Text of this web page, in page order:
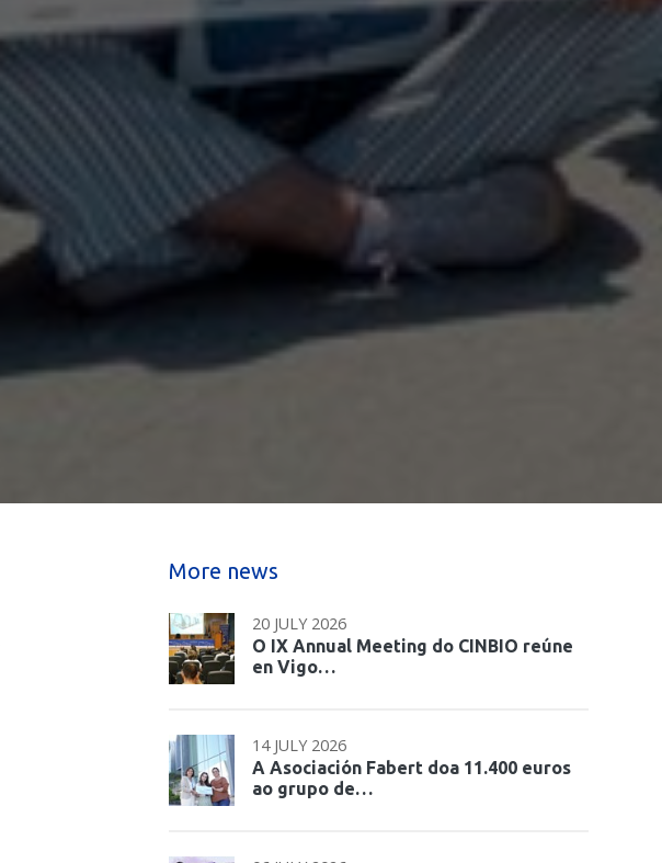
More news
20 JULY 2026
O IX Annual Meeting do CINBIO reúne
en Vigo…
14 JULY 2026
A Asociación Fabert doa 11.400 euros
ao grupo de…